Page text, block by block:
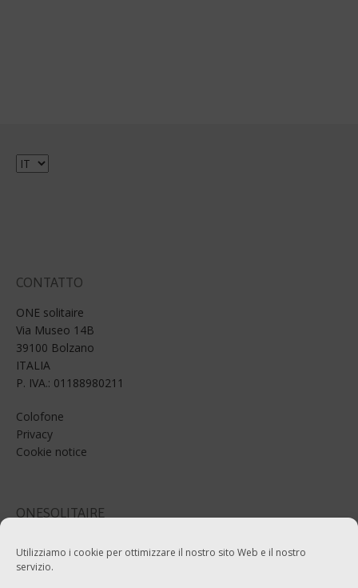
Utilizziamo i cookie per ottimizzare il nostro sito Web e il nostro
servizio.
Scegli
CONTATTO
ONE solitaire
Via Museo 14B
39100 Bolzano
ITALIA
P. IVA.: 01188980211
Colofone
Privacy
Cookie notice
ONESOLITAIRE